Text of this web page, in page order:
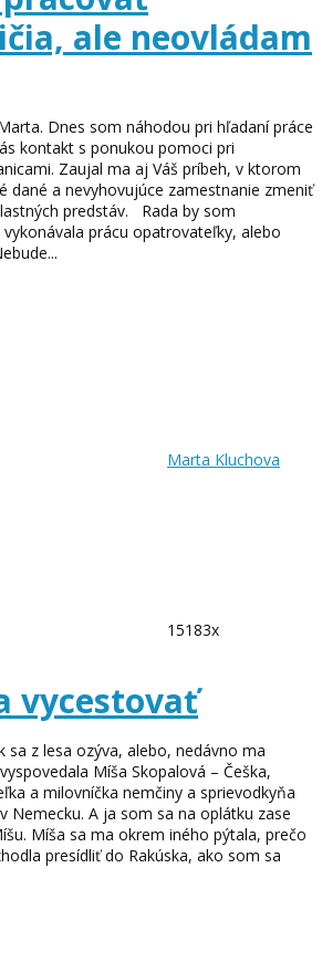
ale neovládam
Dnes som náhodou pri hľadaní práce
kontakt s ponukou pomoci pri
Zaujal ma aj Váš príbeh, v ktorom
dané a nevyhovujúce zamestnanie zmeniť
predstáv. Rada by som
prácu opatrovateľky, alebo
Marta Kluchova
15183x
vycestovať
sa z lesa ozýva, alebo, nedávno ma
Míša Skopalová – Češka,
a milovníčka nemčiny a sprievodkyňa
Nemecku. A ja som sa na oplátku zase
Míša sa ma okrem iného pýtala, prečo
presídliť do Rakúska, ako som sa